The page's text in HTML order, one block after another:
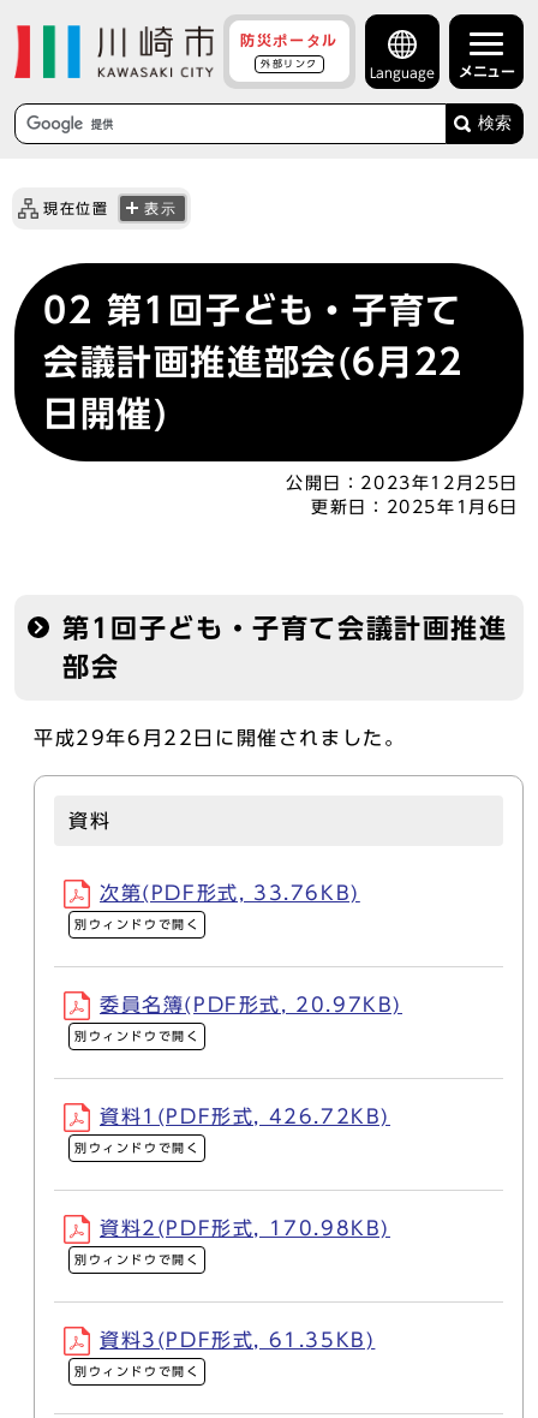
防災ポータル
外部リンク
Language メニュー
検索
現在位置 表示
02 第1回子ども・子育て
会議計画推進部会(6月22
日開催)
公開日： 2023年12月25日
更新日：
2025年1月6日
第1回子ども・子育て会議計画推進
部会
平成29年6月22日に開催されました。
資料
次第(PDF形式, 33.76KB)
別ウィンドウで開く
委員名簿(PDF形式, 20.97KB)
別ウィンドウで開く
資料1(PDF形式, 426.72KB)
別ウィンドウで開く
資料2(PDF形式, 170.98KB)
別ウィンドウで開く
資料3(PDF形式, 61.35KB)
別ウィンドウで開く